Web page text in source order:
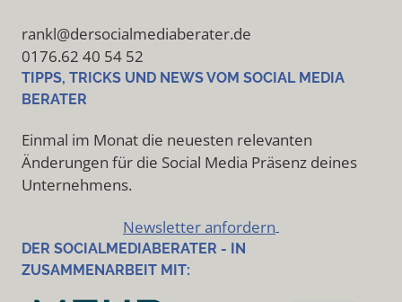
rankl@dersocialmediaberater.de
0176.62 40 54 52
TIPPS, TRICKS UND NEWS VOM SOCIAL MEDIA
BERATER
Einmal im Monat die neuesten relevanten
Änderungen für die Social Media Präsenz deines
Unternehmens.
Newsletter anfordern
DER SOCIALMEDIABERATER - IN
ZUSAMMENARBEIT MIT: